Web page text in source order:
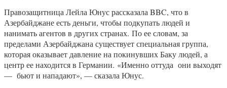
Правозащитница Лейла Юнус рассказала BBC, что в
Азербайджане есть деньги, чтобы подкупать людей и
нанимать агентов в других странах. По ее словам, за
пределами Азербайджана существует специальная группа,
которая оказывает давление на покинувших Баку людей, а
центр ее находится в Германии. «Именно оттуда они выходят
— бьют и нападают», — сказала Юнус.